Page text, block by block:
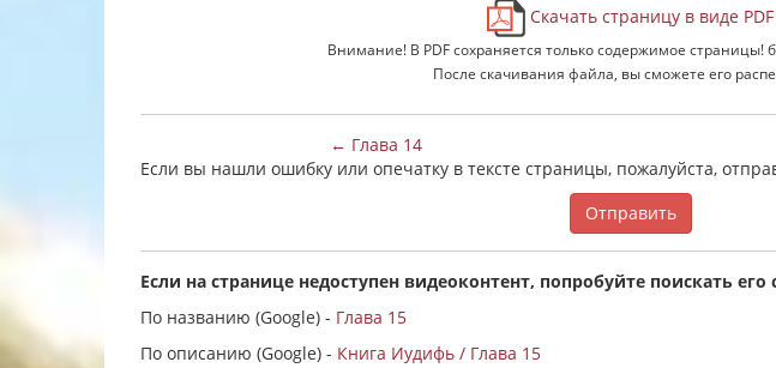
Скачать страницу в виде PDF
Внимание! В PDF сохраняется только содержимое страницы!
После скачивания файла, вы сможете его
← Глава 14
Если вы нашли ошибку или опечатку в тексте страницы, пожалуйста,
Отправить
Если на странице недоступен видеоконтент, попробуйте поискать
По названию (Google) - Глава 15
По описанию (Google) - Книга Иудифь / Глава 15